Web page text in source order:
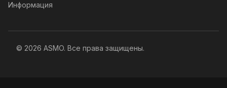
Информация
© 2026 ASMO. Все права защищены.